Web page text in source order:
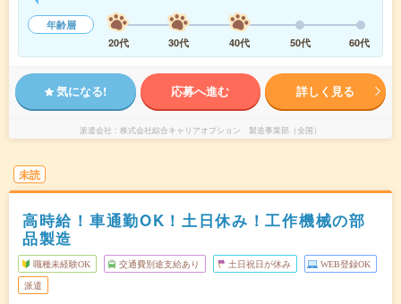
年齢層
20代
30代 40代 50代 60代
気になる! 応募へ進む 詳しく見る
派遣会社 株式会社綜合キャリアオプション 製造事業部（全国）
未読
高時給！車通勤OK！土日休み！工作機械の部
品製造
職種未経験OK 交通費別途支給あり 土日祝日が休み WEB登録OK
派遣